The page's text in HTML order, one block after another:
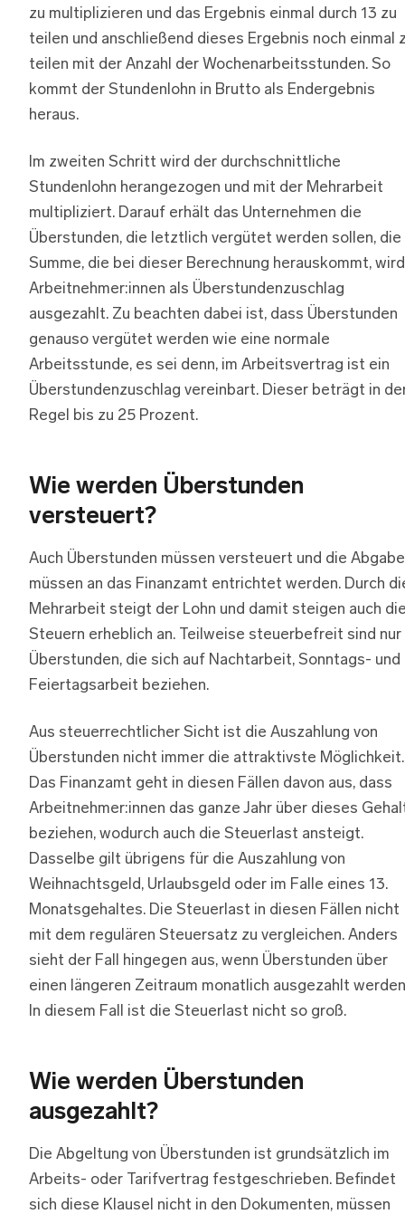
zu multiplizieren und das Ergebnis einmal durch 13 zu
teilen und anschließend dieses Ergebnis noch einmal
teilen mit der Anzahl der Wochenarbeitsstunden. So
kommt der Stundenlohn in Brutto als Endergebnis
heraus.
Im zweiten Schritt wird der durchschnittliche
Stundenlohn herangezogen und mit der Mehrarbeit
multipliziert. Darauf erhält das Unternehmen die
Überstunden, die letztlich vergütet werden sollen, die
Summe, die bei dieser Berechnung herauskommt, wird
Arbeitnehmer:innen als Überstundenzuschlag
ausgezahlt. Zu beachten dabei ist, dass Überstunden
genauso vergütet werden wie eine normale
Arbeitsstunde, es sei denn, im Arbeitsvertrag ist ein
Überstundenzuschlag vereinbart. Dieser beträgt in
Regel bis zu 25 Prozent.
Wie werden Überstunden
versteuert?
Auch Überstunden müssen versteuert und die
müssen an das Finanzamt entrichtet werden. Durch
Mehrarbeit steigt der Lohn und damit steigen auch
Steuern erheblich an. Teilweise steuerbefreit sind nur
Überstunden, die sich auf Nachtarbeit, Sonntags- und
Feiertagsarbeit beziehen.
Aus steuerrechtlicher Sicht ist die Auszahlung von
Überstunden nicht immer die attraktivste Möglichkeit.
Das Finanzamt geht in diesen Fällen davon aus, dass
Arbeitnehmer:innen das ganze Jahr über dieses
beziehen, wodurch auch die Steuerlast ansteigt.
Dasselbe gilt übrigens für die Auszahlung von
Weihnachtsgeld, Urlaubsgeld oder im Falle eines 13.
Monatsgehaltes. Die Steuerlast in diesen Fällen nicht
mit dem regulären Steuersatz zu vergleichen. Anders
sieht der Fall hingegen aus, wenn Überstunden über
einen längeren Zeitraum monatlich ausgezahlt
In diesem Fall ist die Steuerlast nicht so groß.
Wie werden Überstunden
ausgezahlt?
Die Abgeltung von Überstunden ist grundsätzlich im
Arbeits- oder Tarifvertrag festgeschrieben. Befindet
sich diese Klausel nicht in den Dokumenten, müssen